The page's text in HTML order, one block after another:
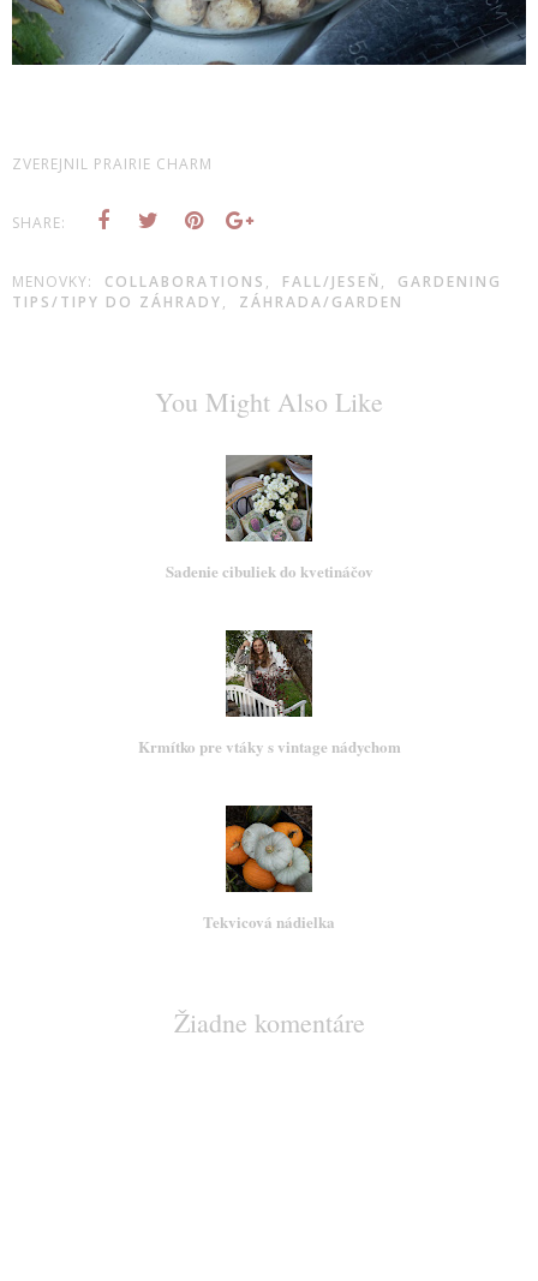
ZVEREJNIL PRAIRIE CHARM
SHARE:
MENOVKY: COLLABORATIONS , FALL/JESEŇ ,
GARDENING
TIPS/TIPY DO ZÁHRADY, ZÁHRADA/GARDEN
You Might Also Like
Sadenie cibuliek do kvetináčov
Krmítko pre vtáky s vintage nádychom
Tekvicová nádielka
Žiadne komentáre